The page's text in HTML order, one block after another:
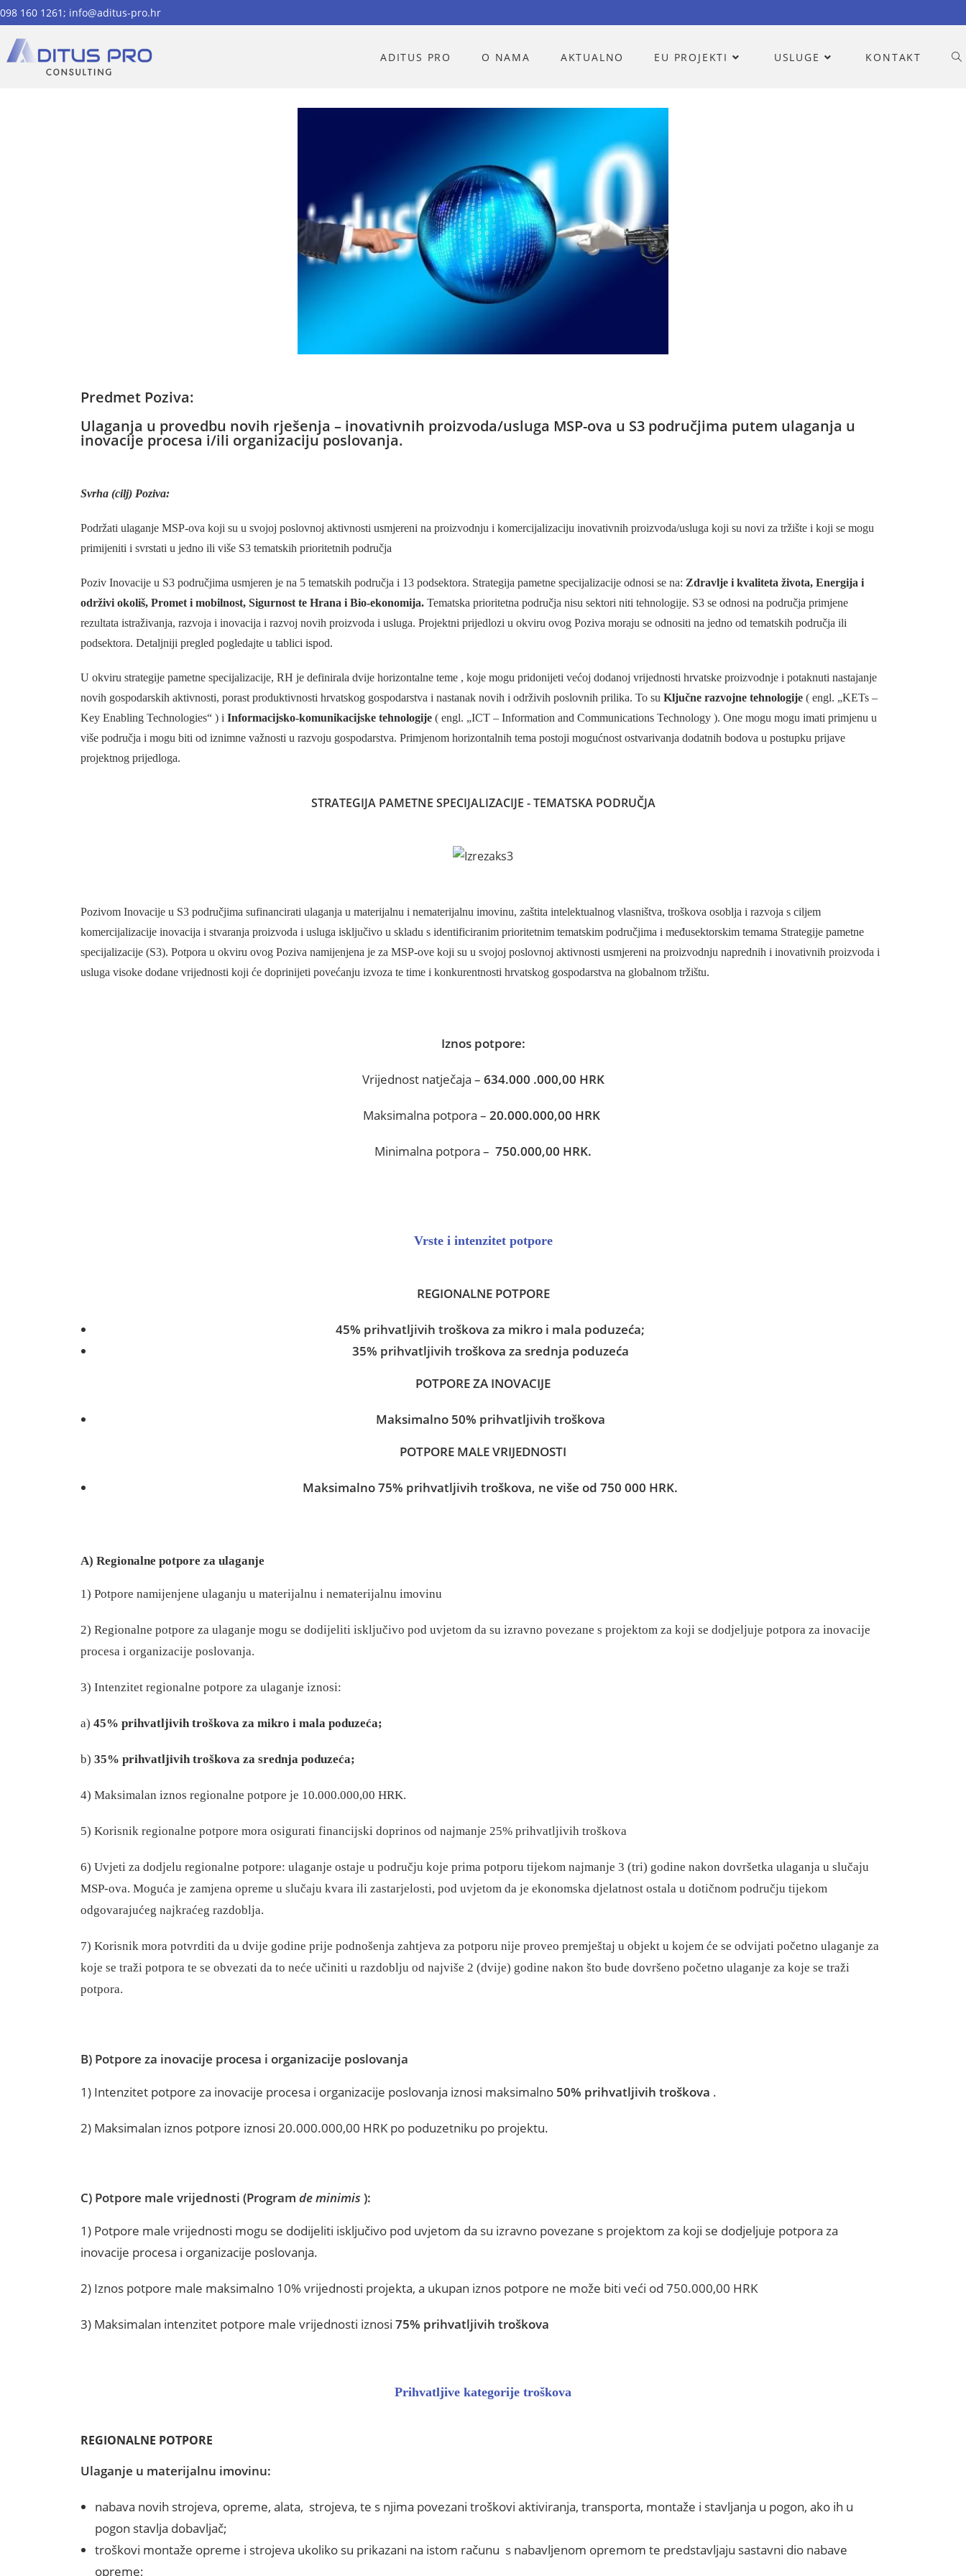
098 160 1261; info@aditus-pro.hr
ADITUS PRO O NAMA AKTUALNO EU PROJEKTI USLUGE KONTAKT
INOVACIJE U S3 PODRUČJIMA - STRATEGIJA PAMETNE SPECIJALIZACIJE
Predmet Poziva:
Ulaganja u provedbu novih rješenja – inovativnih proizvoda/usluga MSP-ova u S3 područjima putem ulaganja u
inovacije procesa i/ili organizaciju poslovanja.
Svrha (cilj) Poziva:
Podržati ulaganje MSP-ova koji su u svojoj poslovnoj aktivnosti usmjereni na proizvodnju i komercijalizaciju inovativnih proizvoda/usluga koji su novi za tržište i koji se mogu
primijeniti i svrstati u jedno ili više S3 tematskih prioritetnih područja
Poziv Inovacije u S3 područjima usmjeren je na 5 tematskih područja i 13 podsektora. Strategija pametne specijalizacije odnosi se na: Zdravlje i kvaliteta života, Energija i
održivi okoliš, Promet i mobilnost, Sigurnost te Hrana i Bio-ekonomija. Tematska prioritetna područja nisu sektori niti tehnologije. S3 se odnosi na područja primjene
rezultata istraživanja, razvoja i inovacija i razvoj novih proizvoda i usluga. Projektni prijedlozi u okviru ovog Poziva moraju se odnositi na jedno od tematskih područja ili
podsektora. Detaljniji pregled pogledajte u tablici ispod.
U okviru strategije pametne specijalizacije, RH je definirala dvije horizontalne teme , koje mogu pridonijeti većoj dodanoj vrijednosti hrvatske proizvodnje i potaknuti nastajanje
novih gospodarskih aktivnosti, porast produktivnosti hrvatskog gospodarstva i nastanak novih i održivih poslovnih prilika. To su Ključne razvojne tehnologije ( engl. „KETs –
Key Enabling Technologies“ ) i Informacijsko-komunikacijske tehnologije ( engl. „ICT – Information and Communications Technology ). One mogu mogu imati primjenu u
više područja i mogu biti od iznimne važnosti u razvoju gospodarstva. Primjenom horizontalnih tema postoji mogućnost ostvarivanja dodatnih bodova u postupku prijave
projektnog prijedloga.
STRATEGIJA PAMETNE SPECIJALIZACIJE - TEMATSKA PODRUČJA
Pozivom Inovacije u S3 područjima sufinancirati ulaganja u materijalnu i nematerijalnu imovinu, zaštita intelektualnog vlasništva, troškova osoblja i razvoja s ciljem
komercijalizacije inovacija i stvaranja proizvoda i usluga isključivo u skladu s identificiranim prioritetnim tematskim područjima i međusektorskim temama Strategije pametne
specijalizacije (S3). Potpora u okviru ovog Poziva namijenjena je za MSP-ove koji su u svojoj poslovnoj aktivnosti usmjereni na proizvodnju naprednih i inovativnih proizvoda i
usluga visoke dodane vrijednosti koji će doprinijeti povećanju izvoza te time i konkurentnosti hrvatskog gospodarstva na globalnom tržištu.
Iznos potpore:
Vrijednost natječaja – 634.000 .000,00 HRK
Maksimalna potpora – 20.000.000,00 HRK
Minimalna potpora – 750.000,00 HRK.
Vrste i intenzitet potpore
REGIONALNE POTPORE
45% prihvatljivih troškova za mikro i mala poduzeća;
35% prihvatljivih troškova za srednja poduzeća
POTPORE ZA INOVACIJE
Maksimalno 50% prihvatljivih troškova
POTPORE MALE VRIJEDNOSTI
Maksimalno 75% prihvatljivih troškova, ne više od 750 000 HRK.
A) Regionalne potpore za ulaganje
1) Potpore namijenjene ulaganju u materijalnu i nematerijalnu imovinu
2) Regionalne potpore za ulaganje mogu se dodijeliti isključivo pod uvjetom da su izravno povezane s projektom za koji se dodjeljuje potpora za inovacije
procesa i organizacije poslovanja.
3) Intenzitet regionalne potpore za ulaganje iznosi:
a) 45% prihvatljivih troškova za mikro i mala poduzeća;
b) 35% prihvatljivih troškova za srednja poduzeća;
4) Maksimalan iznos regionalne potpore je 10.000.000,00 HRK.
5) Korisnik regionalne potpore mora osigurati financijski doprinos od najmanje 25% prihvatljivih troškova
6) Uvjeti za dodjelu regionalne potpore: ulaganje ostaje u području koje prima potporu tijekom najmanje 3 (tri) godine nakon dovršetka ulaganja u slučaju
MSP-ova. Moguća je zamjena opreme u slučaju kvara ili zastarjelosti, pod uvjetom da je ekonomska djelatnost ostala u dotičnom području tijekom
odgovarajućeg najkraćeg razdoblja.
7) Korisnik mora potvrditi da u dvije godine prije podnošenja zahtjeva za potporu nije proveo premještaj u objekt u kojem će se odvijati početno ulaganje za
koje se traži potpora te se obvezati da to neće učiniti u razdoblju od najviše 2 (dvije) godine nakon što bude dovršeno početno ulaganje za koje se traži
potpora.
B) Potpore za inovacije procesa i organizacije poslovanja
1) Intenzitet potpore za inovacije procesa i organizacije poslovanja iznosi maksimalno 50% prihvatljivih troškova .
2) Maksimalan iznos potpore iznosi 20.000.000,00 HRK po poduzetniku po projektu.
C) Potpore male vrijednosti (Program de minimis ):
1) Potpore male vrijednosti mogu se dodijeliti isključivo pod uvjetom da su izravno povezane s projektom za koji se dodjeljuje potpora za
inovacije procesa i organizacije poslovanja.
2) Iznos potpore male maksimalno 10% vrijednosti projekta, a ukupan iznos potpore ne može biti veći od 750.000,00 HRK
3) Maksimalan intenzitet potpore male vrijednosti iznosi 75% prihvatljivih troškova
Prihvatljive kategorije troškova
REGIONALNE POTPORE
Ulaganje u materijalnu imovinu:
nabava novih strojeva, opreme, alata, strojeva, te s njima povezani troškovi aktiviranja, transporta, montaže i stavljanja u pogon, ako ih u
pogon stavlja dobavljač;
troškovi montaže opreme i strojeva ukoliko su prikazani na istom računu s nabavljenom opremom te predstavljaju sastavni dio nabave
opreme;